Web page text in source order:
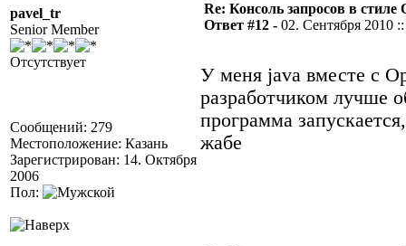
pavel_tr
Senior Member
Отсутствует
Сообщений: 279
Местоположение: Казань
Зарегистрирован: 14. Октября
2006
Пол:
Re: Консоль запросов в стиле
Ответ #12 - 02. Сентября 2010
У меня java вместе с
разработчиком лучше
программа
жабе